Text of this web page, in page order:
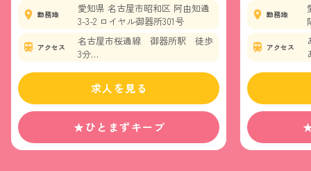
勤務地
愛知県 名古屋市昭和区 阿由知通
3-3-2 ロイヤル御器所301号
アクセス
名古屋市桜通線 御器所駅 徒歩
3分
★ひとまずキープ
求人を見る
勤務地
アクセス